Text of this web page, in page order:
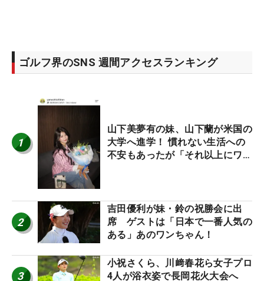
ゴルフ界のSNS 週間アクセスランキング
1
山下美夢有の妹、山下蘭が米国の
大学へ進学！ 慣れない生活への
不安もあったが「それ以上にワク
2
吉田優利が妹・鈴の祝勝会に出
席 ゲストは「日本で一番人気の
ある」あのワンちゃん！
3
小祝さくら、川﨑春花ら女子プロ
4人が浴衣姿で長岡花火大会へ